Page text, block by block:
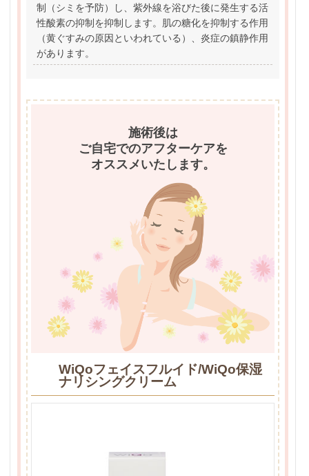
制（シミを予防）し、紫外線を浴びた後に発生する活
性酸素の抑制を抑制します。肌の糖化を抑制する作用
（黄ぐすみの原因といわれている）、炎症の鎮静作用
があります。
施術後は
ご自宅でのアフターケアを
オススメいたします。
WiQoフェイスフルイド/WiQo保湿
ナリシングクリーム